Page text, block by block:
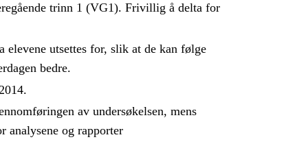
trinn 1 (VG1). Frivillig å delta for
utsettes for, slik at de kan følge
bedre.
av undersøkelsen, mens
analysene og rapporter